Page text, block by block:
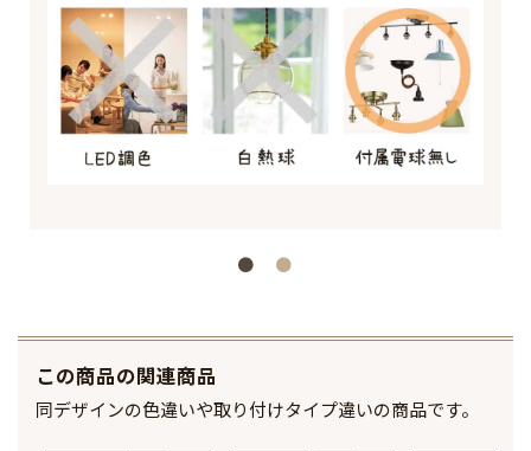
この商品の関連商品
同デザインの色違いや取り付けタイプ違いの商品です。